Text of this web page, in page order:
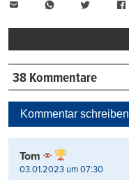
WhatsAppTwitter
38 Kommentare
Kommentar schreiben
Tom
03.01.2023 um 07:30